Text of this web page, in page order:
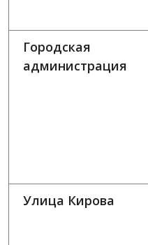
Городская
администрация
Улица Кирова